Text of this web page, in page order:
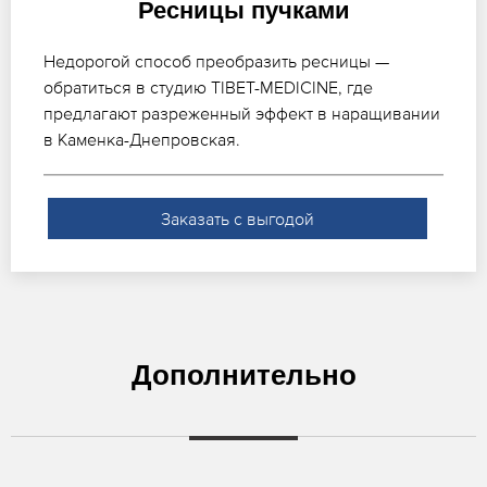
Ресницы пучками
Недорогой способ преобразить ресницы —
обратиться в студию TIBET-MEDICINE, где
предлагают разреженный эффект в наращивании
в Каменка-Днепровская.
Заказать с выгодой
Дополнительно